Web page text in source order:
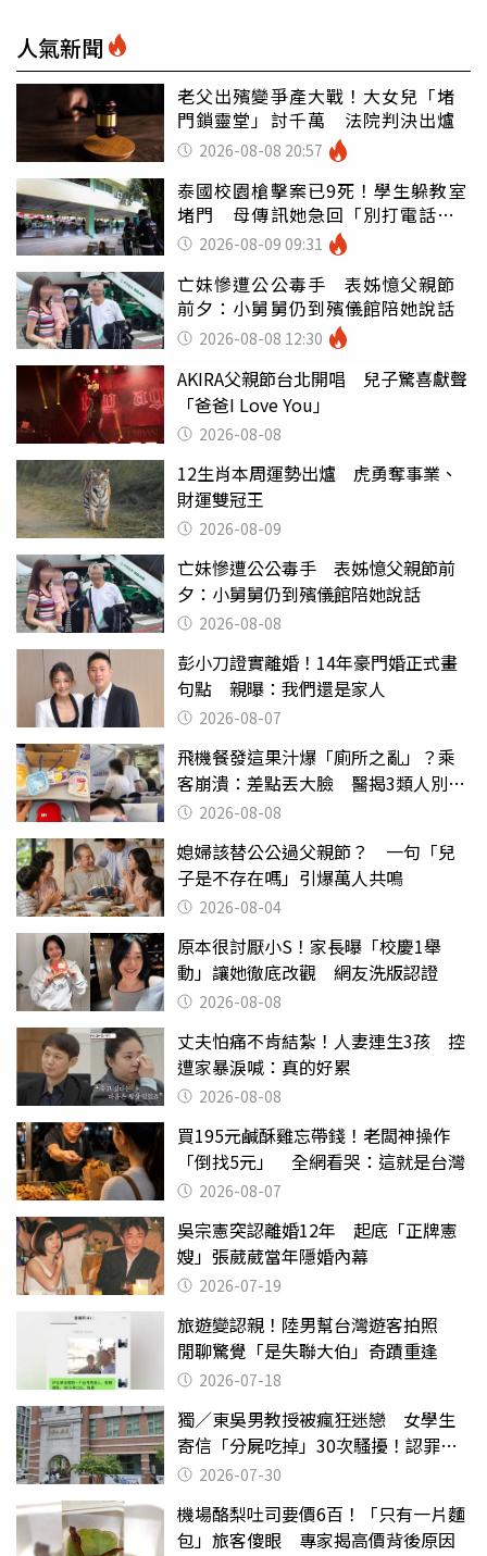
人氣新聞
老父出殯變爭產大戰！大女兒「堵
門鎖靈堂」討千萬 法院判決出爐
2026-08-08 20:57
泰國校園槍擊案已9死！學生躲教室
堵門 母傳訊她急回「別打電話怕
鈴響」
2026-08-09 09:31
亡妹慘遭公公毒手 表姊憶父親節
前夕：小舅舅仍到殯儀館陪她說話
2026-08-08 12:30
AKIRA父親節台北開唱 兒子驚喜獻聲
「爸爸I Love You」
2026-08-08
12生肖本周運勢出爐 虎勇奪事業、
財運雙冠王
2026-08-09
亡妹慘遭公公毒手 表姊憶父親節前
夕：小舅舅仍到殯儀館陪她說話
2026-08-08
彭小刀證實離婚！14年豪門婚正式畫
句點 親曝：我們還是家人
2026-08-07
飛機餐發這果汁爆「廁所之亂」？乘
客崩潰：差點丟大臉 醫揭3類人別亂
喝 2026-08-08
媳婦該替公公過父親節？ 一句「兒
子是不存在嗎」引爆萬人共鳴
2026-08-04
原本很討厭小S！家長曝「校慶1舉
動」讓她徹底改觀 網友洗版認證
2026-08-08
丈夫怕痛不肯結紮！人妻連生3孩 控
遭家暴淚喊：真的好累
2026-08-08
買195元鹹酥雞忘帶錢！老闆神操作
「倒找5元」 全網看哭：這就是台灣
2026-08-07
吳宗憲突認離婚12年 起底「正牌憲
嫂」張葳葳當年隱婚內幕
2026-07-19
旅遊變認親！陸男幫台灣遊客拍照
閒聊驚覺「是失聯大伯」奇蹟重逢
2026-07-18
獨／東吳男教授被瘋狂迷戀 女學生
寄信「分屍吃掉」30次騷擾！認罪免
關 2026-07-30
機場酪梨吐司要價6百！「只有一片麵
包」旅客傻眼 專家揭高價背後原因